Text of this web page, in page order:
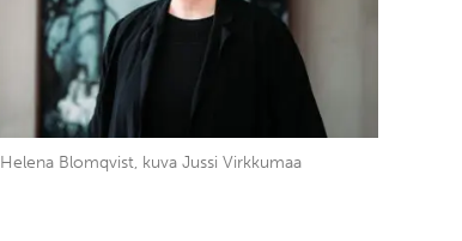
Helena Blomqvist, kuva Jussi Virkkumaa